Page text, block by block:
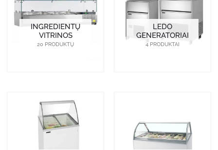
INGREDIENTŲ
VITRINOS
20 PRODUKTŲ
LEDO
GENERATORIAI
4 PRODUKTAI